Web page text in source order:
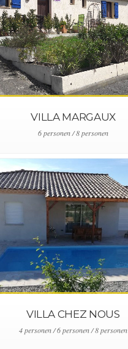
VILLA MARGAUX
6 personen / 8 personen
VILLA CHEZ NOUS
4 personen / 6 personen / 8 personen